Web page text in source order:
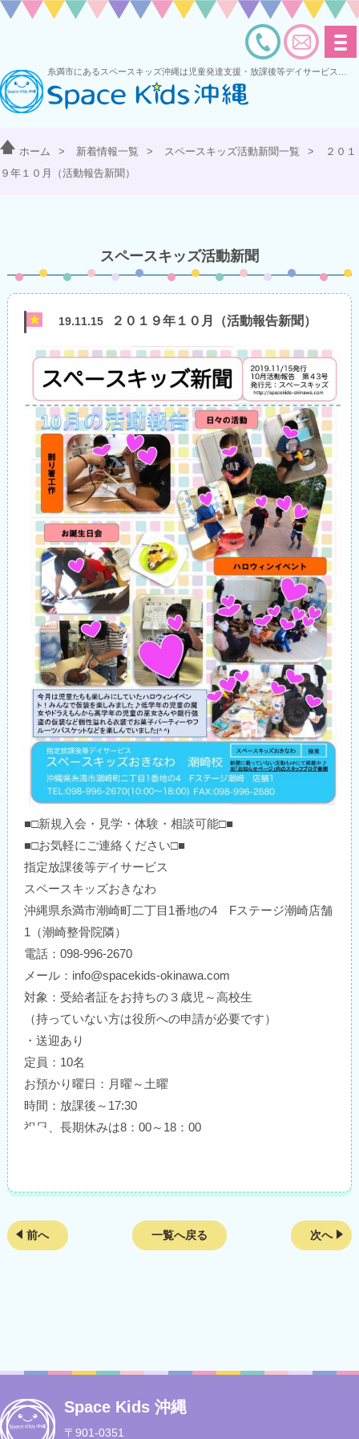
ホーム > 新着情報一覧 > スペースキッズ活動新聞一覧 >
２０１
９年１０月（活動報告新聞）
スペースキッズ活動新聞
19.11.15 ２０１９年１０月（活動報告新聞）
■□新規入会・見学・体験・相談可能□■
■□お気軽にご連絡ください□■
指定放課後等デイサービス
スペースキッズおきなわ
沖縄県糸満市潮崎町二丁目1番地の4 Fステージ潮崎店舗
1（潮崎整骨院隣）
電話：098-996-2670
メール：info@spacekids-okinawa.com
対象：受給者証をお持ちの３歳児～高校生
（持っていない方は役所への申請が必要です）
・送迎あり
定員：10名
お預かり曜日：月曜～土曜
時間：放課後～17:30
祝日、長期休みは8：00～18：00
前へ 一覧へ戻る 次へ
Space Kids 沖縄
〒901-0351